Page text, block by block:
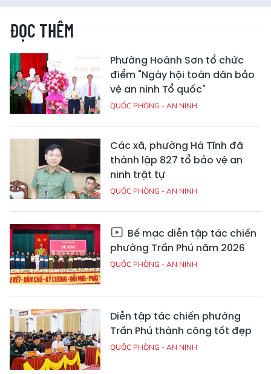
ĐỌC THÊM
Phường Hoành Sơn tổ chức
điểm "Ngày hội toàn dân bảo
vệ an ninh Tổ quốc"
QUỐC PHÒNG - AN NINH
Các xã, phường Hà Tĩnh đã
thành lập 827 tổ bảo vệ an
ninh trật tự
QUỐC PHÒNG - AN NINH
Bế mạc diễn tập tác chiến
phường Trần Phú năm 2026
QUỐC PHÒNG - AN NINH
Diễn tập tác chiến phường
Trần Phú thành công tốt đẹp
QUỐC PHÒNG - AN NINH